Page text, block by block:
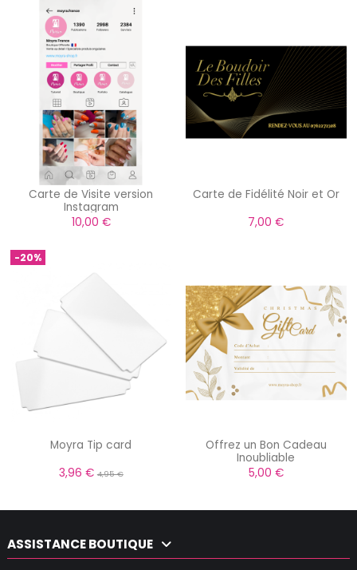
Carte de Visite version
Instagram
10,00 €
Carte de Fidélité Noir et Or
7,00 €
-20%
Moyra Tip card
3,96 € 4,95 €
Offrez un Bon Cadeau
Inoubliable
5,00 €
ASSISTANCE BOUTIQUE